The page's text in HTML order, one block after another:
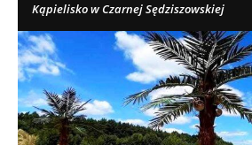
Kąpielisko w Czarnej Sędziszowskiej